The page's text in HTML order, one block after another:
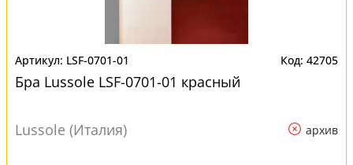
LSF-0701-01 42705
Бра Lussole LSF-0701-01 красный
Lussole (Италия) архив